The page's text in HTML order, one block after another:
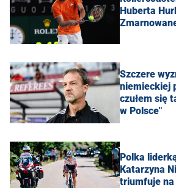
Huberta
Szczere
niemieckiej
czułem się
w Polsce"
Polka
Katarzyna
triumfuje